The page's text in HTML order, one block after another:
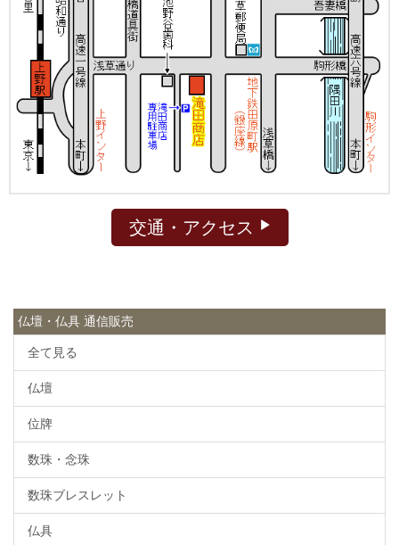
交通・アクセス
仏壇・仏具 通信販売
全て見る
仏壇
位牌
数珠・念珠
数珠ブレスレット
仏具